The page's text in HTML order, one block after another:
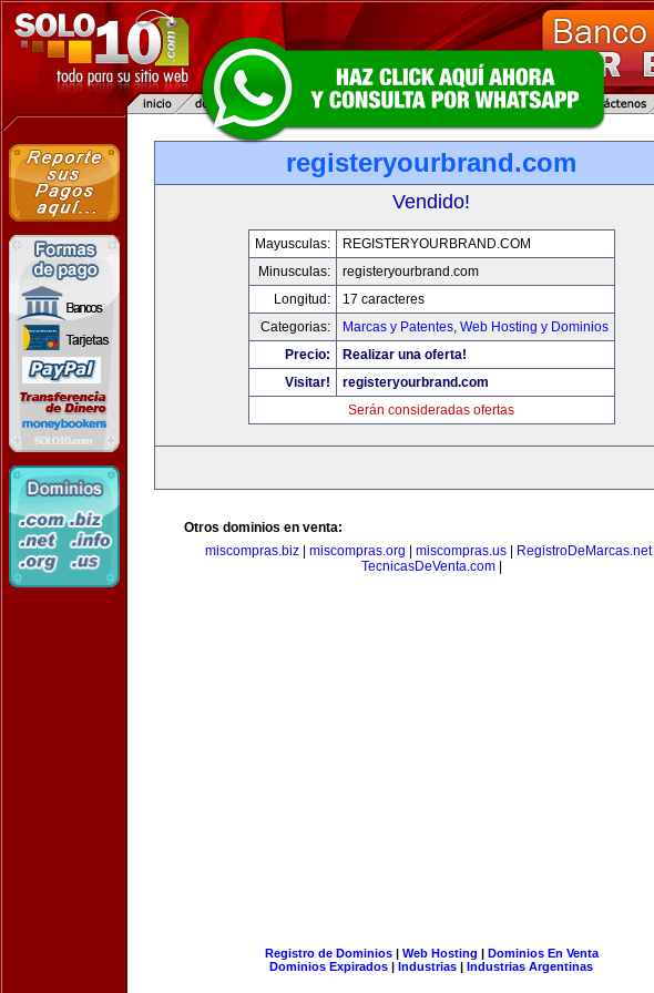
registeryourbrand.com
Vendido!
Mayusculas:
REGISTERYOURBRAND.COM
Minusculas:
registeryourbrand.com
Longitud:
17 caracteres
Categorias:
Marcas y Patentes, Web Hosting y Dominios
Precio:
Realizar una oferta!
Visitar!
registeryourbrand.com
Serán consideradas ofertas
Otros dominios en venta:
miscompras.biz| miscompras.org miscompras.us| RegistroDeMarcas.net|
TecnicasDeVenta.com|
Registro de Dominios| Web Hosting | Dominios En Venta
Dominios Expirados | Industrias | Industrias Argentinas